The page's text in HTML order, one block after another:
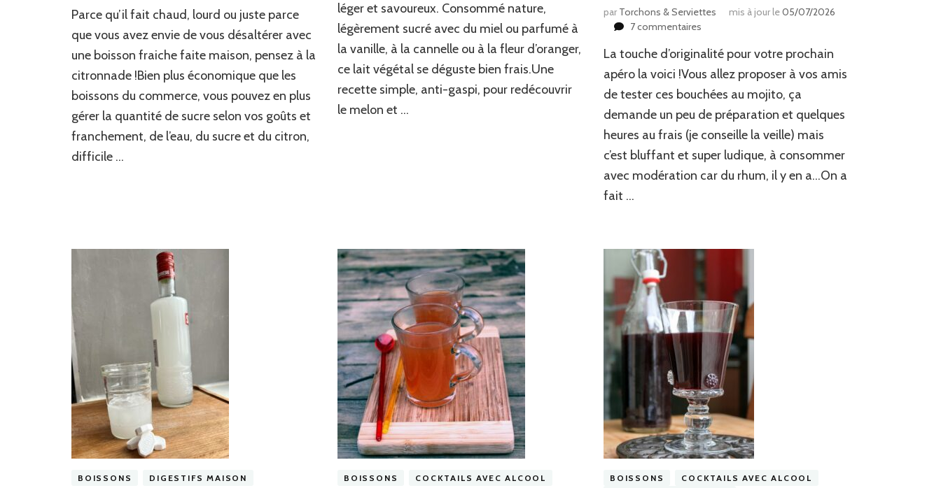
maison
Parce qu’il fait chaud, lourd ou juste parce
que vous avez envie de vous désaltérer avec
une boisson fraiche faite maison, pensez à la
citronnade !Bien plus économique que les
boissons du commerce, vous pouvez en plus
gérer la quantité de sucre selon vos goûts et
franchement, de l’eau, du sucre et du citron,
difficile …
de
melon
léger et savoureux. Consommé nature,
légèrement sucré avec du miel ou parfumé à
la vanille, à la cannelle ou à la fleur d’oranger,
ce lait végétal se déguste bien frais.Une
recette simple, anti-gaspi, pour redécouvrir
le melon et …
par Torchons & Serviettes mis à jour le05/07/2026
7 commentairessur
ludique
pour
:
la
bouchée
de
mojito
!
La touche d’originalité pour votre prochain
apéro la voici !Vous allez proposer à vos amis
de tester ces bouchées au mojito, ça
demande un peu de préparation et quelques
heures au frais (je conseille la veille) mais
c’est bluffant et super ludique, à consommer
avec modération car du rhum, il y en a…On a
fait …
BOISSONS DIGESTIFS MAISON BOISSONS COCKTAILS AVEC ALCOOL BOISSONS
COCKTAILS AVEC ALCOOL